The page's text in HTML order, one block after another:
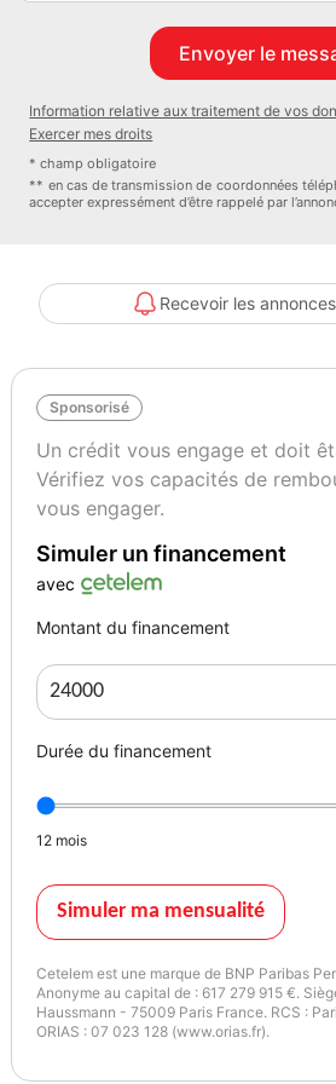
Information relative aux traitement de vos
Exercer mes droits
* champ obligatoire
** en cas de transmission de coordonnées
accepter expressément d’être rappelé par
Recevoir les
Sponsorisé
Un crédit vous engage et doit
Vérifiez vos capacités de
vous engager.
Simuler un financement
avec
Montant du financement
Durée du financement
12 mois
Simuler ma mensualité
Cetelem est une marque de BNP Paribas
Anonyme au capital de : 617 279 915 €.
Haussmann - 75009 Paris France. RCS :
ORIAS : 07 023 128 (www.orias.fr).